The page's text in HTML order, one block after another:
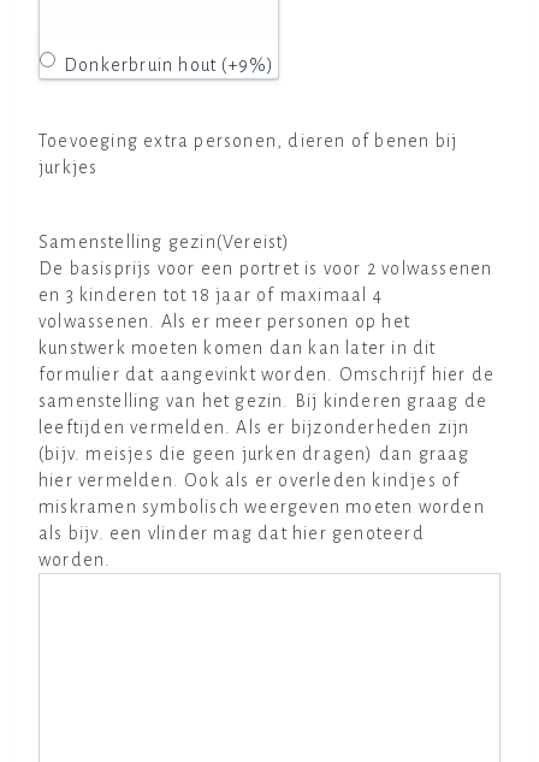
Donkerbruin hout (+9%)
Toevoeging extra personen, dieren of benen bij
jurkjes
Samenstelling gezin(Vereist)
De basisprijs voor een portret is voor 2 volwassenen
en 3 kinderen tot 18 jaar of maximaal 4
volwassenen. Als er meer personen op het
kunstwerk moeten komen dan kan later in dit
formulier dat aangevinkt worden. Omschrijf hier de
samenstelling van het gezin. Bij kinderen graag de
leeftijden vermelden. Als er bijzonderheden zijn
(bijv. meisjes die geen jurken dragen) dan graag
hier vermelden. Ook als er overleden kindjes of
miskramen symbolisch weergeven moeten worden
als bijv. een vlinder mag dat hier genoteerd
worden.